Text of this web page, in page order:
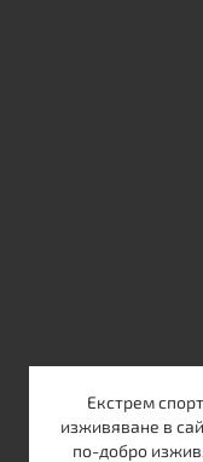
Екстрем
изживяване в
по-добро